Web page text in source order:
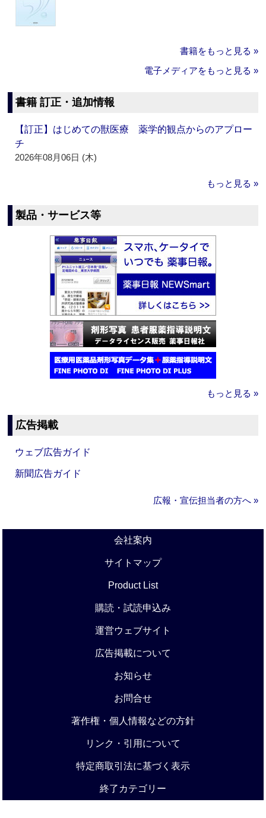
書籍をもっと見る »
電子メディアをもっと見る »
書籍 訂正・追加情報
【訂正】はじめての獣医療 薬学的観点からのアプロー
チ
2026年08月06日 (木)
もっと見る »
製品・サービス等
もっと見る »
広告掲載
ウェブ広告ガイド
新聞広告ガイド
広報・宣伝担当者の方へ »
会社案内
サイトマップ
Product List
購読・試読申込み
運営ウェブサイト
広告掲載について
お知らせ
お問合せ
著作権・個人情報などの方針
リンク・引用について
特定商取引法に基づく表示
終了カテゴリー